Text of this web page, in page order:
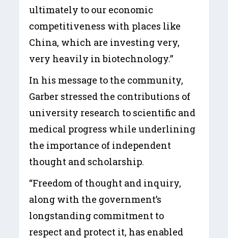
ultimately to our economic
competitiveness with places like
China, which are investing very,
very heavily in biotechnology.”
In his message to the community,
Garber stressed the contributions of
university research to scientific and
medical progress while underlining
the importance of independent
thought and scholarship.
“Freedom of thought and inquiry,
along with the government’s
longstanding commitment to
respect and protect it, has enabled